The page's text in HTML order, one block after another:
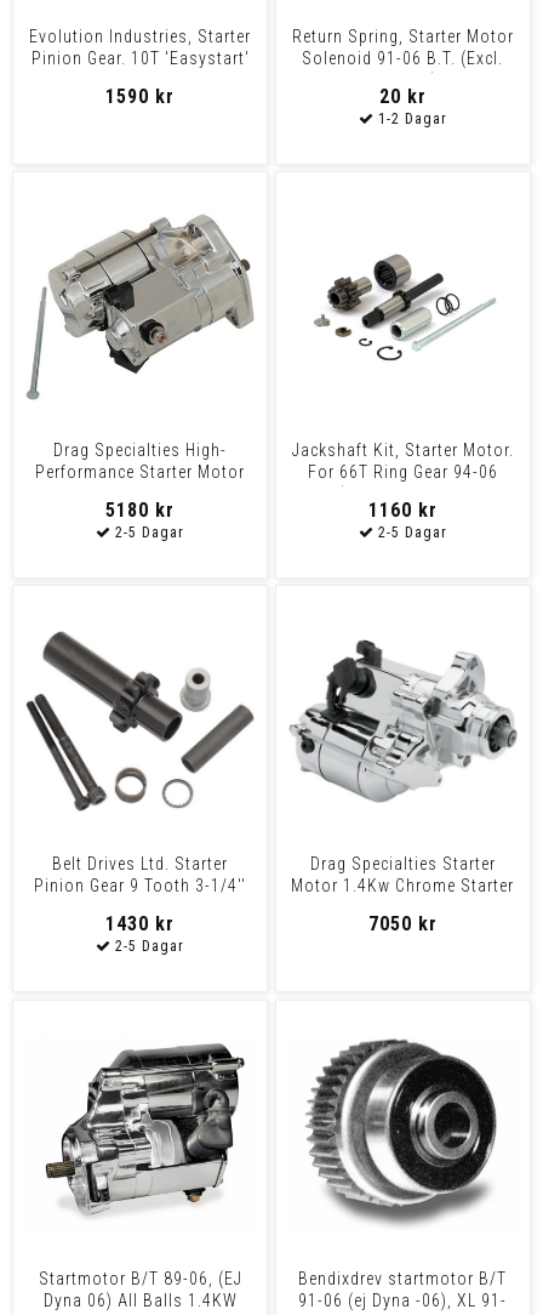
Evolution Industries, Starter
Pinion Gear. 10T 'Easystart'
1590 kr
Return Spring, Starter Motor
Solenoid 91-06 B.T. (Excl.
20 kr
Drag Specialties High-
Performance Starter Motor
5180 kr
Jackshaft Kit, Starter Motor.
For 66T Ring Gear 94-06
1160 kr
Belt Drives Ltd. Starter
Pinion Gear 9 Tooth 3-1/4''
1430 kr
Drag Specialties Starter
Motor 1.4Kw Chrome Starter
7050 kr
Startmotor B/T 89-06, (EJ
Dyna 06) All Balls 1.4KW
Bendixdrev startmotor B/T
91-06 (ej Dyna -06), XL 91-